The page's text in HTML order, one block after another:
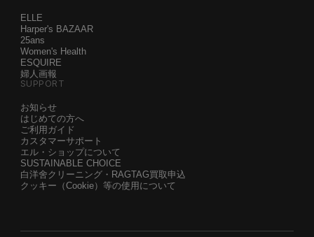
ELLE
Harper's BAZAAR
25ans
Women's Health
ESQUIRE
婦人画報
SUPPORT
お知らせ
はじめての方へ
ご利用ガイド
カスタマーサポート
エル・ショップについて
SUSTAINABLE CHOICE
白洋舍クリーニング・RAGTAG買取申込
クッキー（Cookie）等の使用について